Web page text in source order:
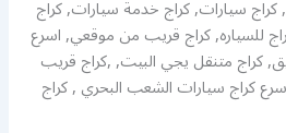
كراج سيارات, كراج خدمة سيارات, كراج
للسياره, كراج قريب من موقعي, اسرع
كراج متنقل يجي البيت, ,كراج قريب
كراج سيارات الشعب البحري , كراج